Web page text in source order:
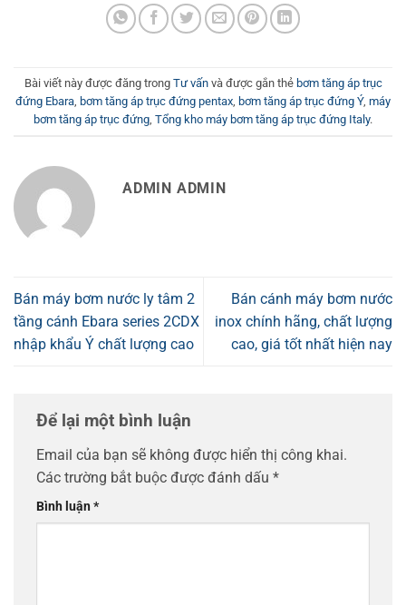
Bài viết này được đăng trong Tư vấnvà được gắn thẻ bơm tăng áp trục
đứng Ebara bơm tăng áp trục đứng pentax bơm tăng áp trục đứng Ý, máy
bơm tăng áp trục đứng Tổng kho máy bơm tăng áp trục đứng Italy.
ADMIN ADMIN
Bán máy bơm nước ly tâm 2
tầng cánh Ebara series 2CDX
nhập khẩu Ý chất lượng cao
Bán cánh máy bơm nước
inox chính hãng, chất lượng
cao, giá tốt nhất hiện nay
Để lại một bình luận
Email của bạn sẽ không được hiển thị công khai.
Các trường bắt buộc được đánh dấu *
Bình luận*